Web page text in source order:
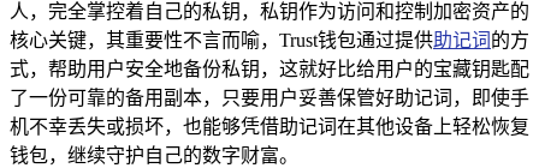
人，完全掌控着自己的私钥，私钥作为访问和控制加密资产的
核心关键，其重要性不言而喻，Trust钱包通过提供助记词 的方
式，帮助用户安全地备份私钥，这就好比给用户的宝藏钥匙配
了一份可靠的备用副本，只要用户妥善保管好助记词，即使手
机不幸丢失或损坏，也能够凭借助记词在其他设备上轻松恢复
钱包，继续守护自己的数字财富。